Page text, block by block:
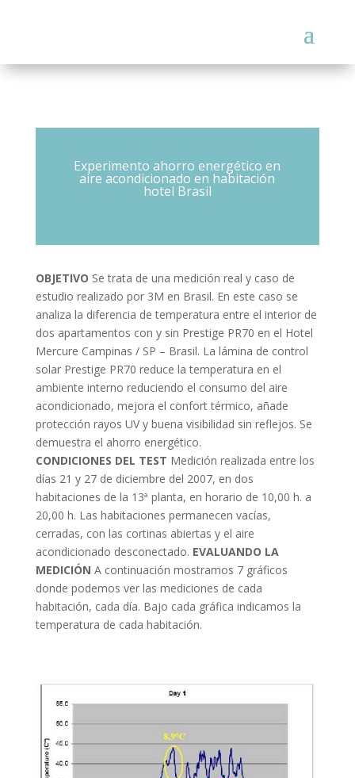
Experimento ahorro energético en
aire acondicionado en habitación
hotel Brasil
OBJETIVO Se trata de una medición real y caso de
estudio realizado por 3M en Brasil. En este caso se
analiza la diferencia de temperatura entre el interior de
dos apartamentos con y sin Prestige PR70 en el Hotel
Mercure Campinas / SP – Brasil. La lámina de control
solar Prestige PR70 reduce la temperatura en el
ambiente interno reduciendo el consumo del aire
acondicionado, mejora el confort térmico, añade
protección rayos UV y buena visibilidad sin reflejos. Se
demuestra el ahorro energético.
CONDICIONES DEL TEST Medición realizada entre los
días 21 y 27 de diciembre del 2007, en dos
habitaciones de la 13ª planta, en horario de 10,00 h. a
20,00 h. Las habitaciones permanecen vacías,
cerradas, con las cortinas abiertas y el aire
acondicionado desconectado. EVALUANDO LA
MEDICIÓN A continuación mostramos 7 gráficos
donde podemos ver las mediciones de cada
habitación, cada día. Bajo cada gráfica indicamos la
temperatura de cada habitación.